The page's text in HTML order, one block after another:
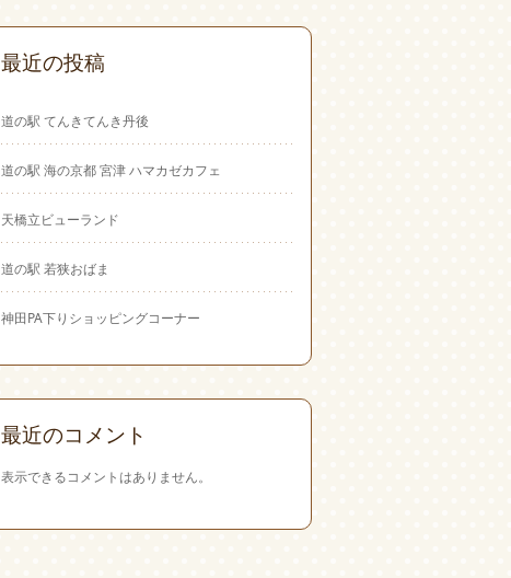
最近の投稿
道の駅 てんきてんき丹後
道の駅 海の京都 宮津 ハマカゼカフェ
天橋立ビューランド
道の駅 若狭おばま
神田PA下りショッピングコーナー
最近のコメント
表示できるコメントはありません。